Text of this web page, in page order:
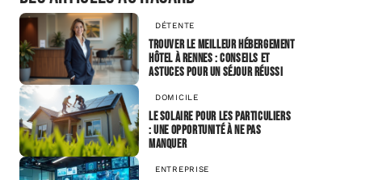
DÉTENTE
Trouver le meilleur hébergement
hôtel à Rennes : conseils et
astuces pour un séjour réussi
DOMICILE
Le solaire pour les particuliers
: une opportunité à ne pas
manquer
ENTREPRISE